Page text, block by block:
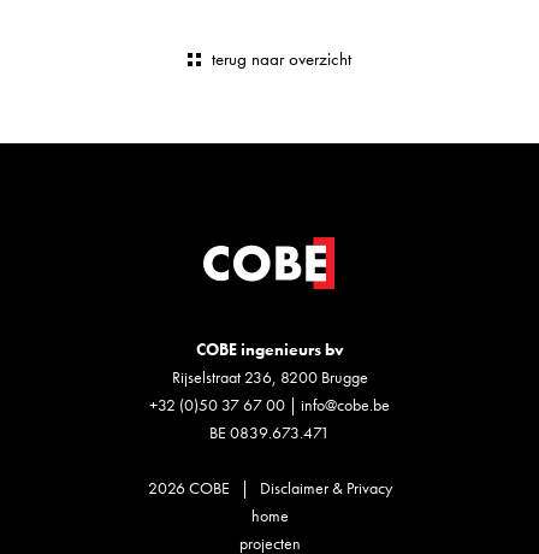
terug naar overzicht
COBE ingenieurs bv
Rijselstraat 236, 8200 Brugge
+32 (0)50 37 67 00 | info@cobe.be
BE 0839.673.471
2026 COBE | Disclaimer & Privacy
home
projecten